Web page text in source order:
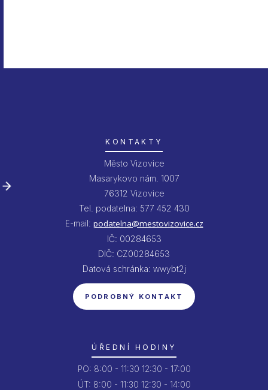
KONTAKTY
Město Vizovice
Masarykovo nám. 1007
76312 Vizovice
Tel. podatelna: 577 452 430
E-mail: podatelna@mestovizovice.cz
IČ: 00284653
DIČ: CZ00284653
Datová schránka: wwybt2j
PODROBNÝ KONTAKT
ÚŘEDNÍ HODINY
PO: 8:00 - 11:30 12:30 - 17:00
ÚT: 8:00 - 11:30 12:30 - 14:00